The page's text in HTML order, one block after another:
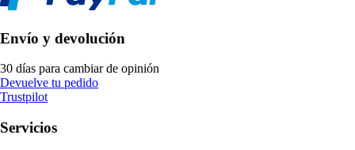
Envío y devolución
30 días para cambiar de opinión
Devuelve tu pedido
Trustpilot
Servicios